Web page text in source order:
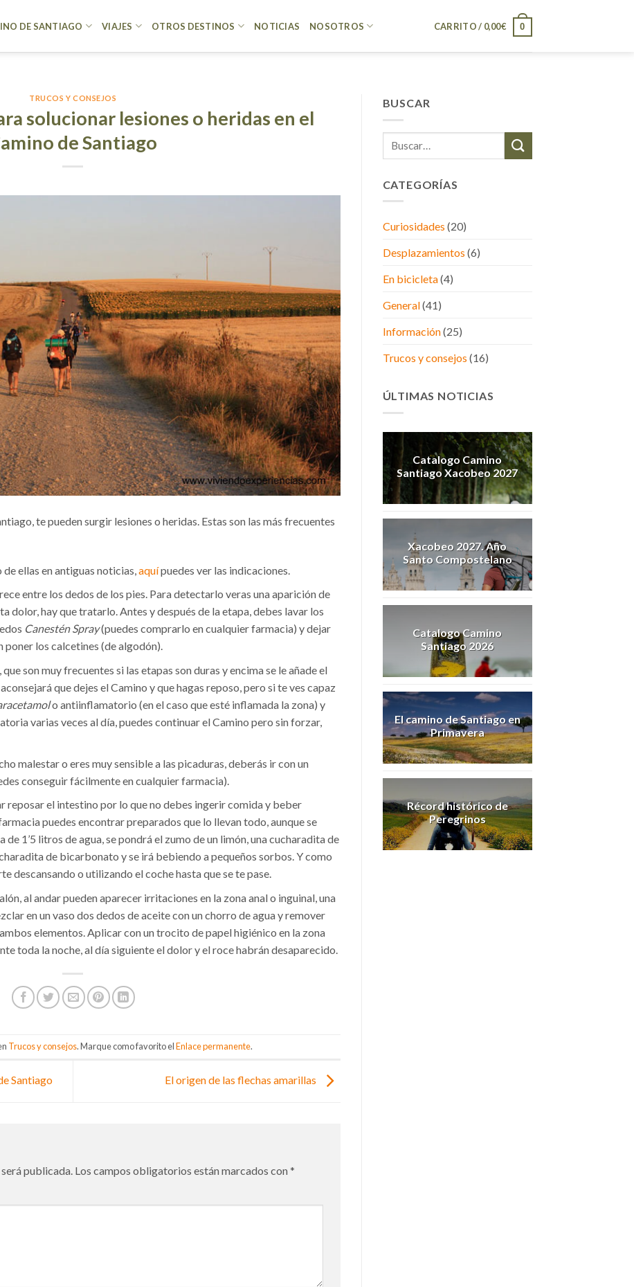
DE SANTIAGO VIAJES OTROS DESTINOS NOTICIAS NOSOTROS CARRITO / 0,00€ 0
TRUCOS Y CONSEJOS
solucionar lesiones o heridas en el
de Santiago
te pueden surgir lesiones o heridas. Estas son las más frecuentes
ellas en antiguas noticias,aquípuedes ver las indicaciones.
entre los dedos de los pies. Para detectarlo veras una aparición de
dolor, hay que tratarlo. Antes y después de la etapa, debes lavar los
Canestén Spray(puedes comprarlo en cualquier farmacia) y dejar
poner los calcetines (de algodón).
son muy frecuentes si las etapas son duras y encima se le añade el
que dejes el Camino y que hagas reposo, pero si te ves capaz
o antiinflamatorio (en el caso que esté inflamada la zona) y
varias veces al día, puedes continuar el Camino pero sin forzar,
malestar o eres muy sensible a las picaduras, deberás ir con un
conseguir fácilmente en cualquier farmacia).
reposar el intestino por lo que no debes ingerir comida y beber
puedes encontrar preparados que lo llevan todo, aunque se
1’5 litros de agua, se pondrá el zumo de un limón, una cucharadita de
de bicarbonato y se irá bebiendo a pequeños sorbos. Y como
descansando o utilizando el coche hasta que se te pase.
al andar pueden aparecer irritaciones en la zona anal o inguinal, una
en un vaso dos dedos de aceite con un chorro de agua y remover
elementos. Aplicar con un trocito de papel higiénico en la zona
toda la noche, al día siguiente el dolor y el roce habrán desaparecido.
Trucos y consejos. Marque como favorito elEnlace permanente.
Santiago El origen de las flechas amarillas
publicada. Los campos obligatorios están marcados con *
BUSCAR
CATEGORÍAS
Curiosidades (20)
Desplazamientos (6)
En bicicleta(4)
General(41)
Información(25)
Trucos y consejos (16)
ÚLTIMAS NOTICIAS
Catalogo Camino
Santiago Xacobeo 2027
Xacobeo 2027. Año
Santo Compostelano
Catalogo Camino
Santiago 2026
El camino de Santiago en
Primavera
Récord histórico de
Peregrinos